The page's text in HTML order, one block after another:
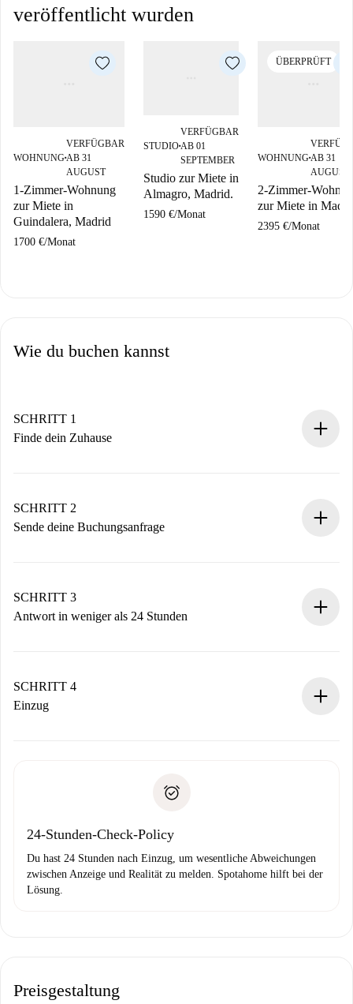
veröffentlicht wurden
WOHNUNG■
VERFÜGBAR
AB 31
AUGUST
1-Zimmer-Wohnung
zur Miete in
Guindalera, Madrid
1700 €/Monat
STUDIO■
VERFÜGBAR
AB 01
SEPTEMBER
Studio zur Miete in
Almagro, Madrid.
1590 €/Monat
ÜBERPRÜFT
WOHNUNG■AB 31
AUGUST
2-Zimmer-
zur Miete in
2395 €/Monat
Wie du buchen kannst
SCHRITT 1
Finde dein Zuhause
Du erhältst alle notwendigen Informationen im Voraus.
SCHRITT 2
Sende deine Buchungsanfrage
Denk daran, dass wir dich erst belasten, wenn der
Vermieter zustimmt.
SCHRITT 3
Antwort in weniger als 24 Stunden
stellen den Kontakt her.
Wenn der Vermieter ablehnen muss, entstehen keine
SCHRITT 4
Einzug
24-Stunden-Check-Policy
Du hast 24 Stunden nach Einzug, um wesentliche Abweichungen
zwischen Anzeige und Realität zu melden. Spotahome hilft bei der
Lösung.
Preisgestaltung